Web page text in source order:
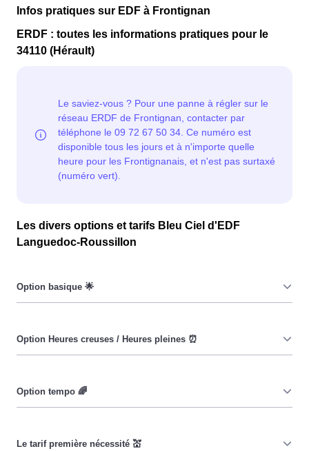
Infos pratiques sur EDF à Frontignan
ERDF : toutes les informations pratiques pour le
34110 (Hérault)
Les divers options et tarifs Bleu Ciel d'EDF
Languedoc-Roussillon
date, ni de l'heure, que ce soit à Frontignan ou ailleurs.
💡
Frontignan est moindre. ⚡
Frontignanais à réduire leur consommation pendant 65